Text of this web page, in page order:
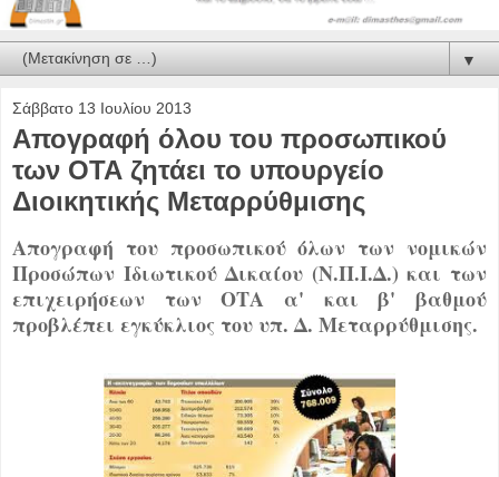
▼
Σάββατο 13 Ιουλίου 2013
Απογραφή όλου του προσωπικού
των ΟΤΑ ζητάει το υπουργείο
Διοικητικής Μεταρρύθμισης
Απογραφή του προσωπικού όλων των νομικών
Προσώπων Ιδιωτικού Δικαίου (Ν.Π.Ι.Δ.) και των
επιχειρήσεων των ΟΤΑ α' και β' βαθμού
προβλέπει εγκύκλιος του υπ. Δ. Μεταρρύθμισης.